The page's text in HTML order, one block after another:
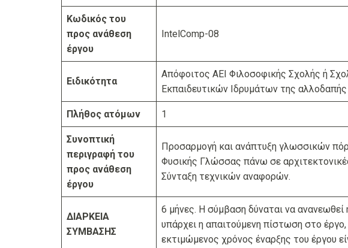
Κωδικός του
προς ανάθεση
έργου
IntelComp-08
Ειδικότητα
Απόφοιτος ΑΕΙ Φιλοσοφικής Σχολής ή
Εκπαιδευτικών Ιδρυμάτων της αλλοδαπής
Πλήθος ατόμων 1
Συνοπτική
περιγραφή του
προς ανάθεση
έργου
Προσαρμογή και ανάπτυξη γλωσσικών
Φυσικής Γλώσσας πάνω σε
Σύνταξη τεχνικών αναφορών.
ΔΙΑΡΚΕΙΑ
ΣΥΜΒΑΣΗΣ
6 μήνες. Η σύμβαση δύναται να
υπάρχει η απαιτούμενη πίστωση στο
εκτιμώμενος χρόνος έναρξης του έργου